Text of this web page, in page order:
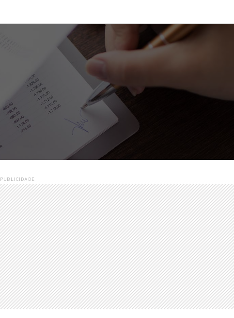
PUBLICIDADE